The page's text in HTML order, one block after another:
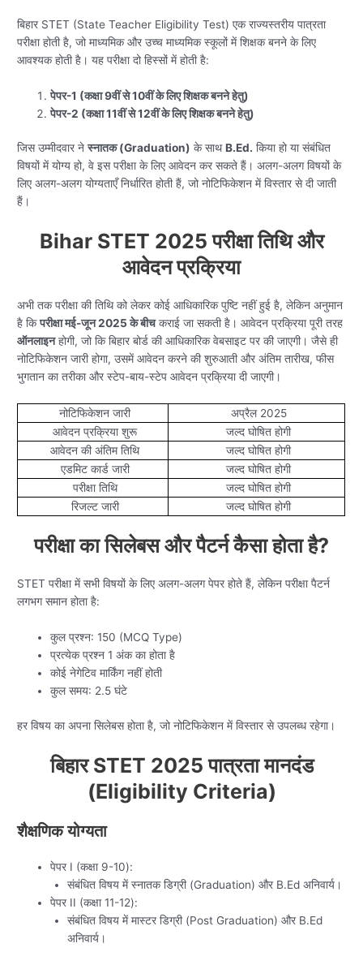
बिहार STET (State Teacher Eligibility Test) एक राज्यस्तरीय पात्रता
परीक्षा होती है, जो माध्यमिक और उच्च माध्यमिक स्कूलों में शिक्षक बनने के लिए
आवश्यक होती है। यह परीक्षा दो हिस्सों में होती है:
पेपर-1 (कक्षा 9वीं से 10वीं के लिए शिक्षक बनने हेतु)
पेपर-2 (कक्षा 11वीं से 12वीं के लिए शिक्षक बनने हेतु)
जिस उम्मीदवार नेस्नातक (Graduation) के साथB.Ed. किया हो या संबंधित
विषयों में योग्य हो, वे इस परीक्षा के लिए आवेदन कर सकते हैं। अलग-अलग विषयों के
लिए अलग-अलग योग्यताएँ निर्धारित होती हैं, जो नोटिफिकेशन में विस्तार से दी जाती
हैं।
Bihar STET 2025 परीक्षा तिथि और
आवेदन प्रक्रिया
अभी तक परीक्षा की तिथि को लेकर कोई आधिकारिक पुष्टि नहीं हुई है, लेकिन अनुमान
है किपरीक्षा मई-जून 2025 के बीचकराई जा सकती है। आवेदन प्रक्रिया पूरी तरह
ऑनलाइनहोगी, जो कि बिहार बोर्ड की आधिकारिक वेबसाइट पर की जाएगी। जैसे ही
नोटिफिकेशन जारी होगा, उसमें आवेदन करने की शुरुआती और अंतिम तारीख, फीस
भुगतान का तरीका और स्टेप-बाय-स्टेप आवेदन प्रक्रिया दी जाएगी।
नोटिफिकेशन जारी
अप्रैल 2025
आवेदन प्रक्रिया शुरू
जल्द घोषित होगी
आवेदन की अंतिम तिथि
जल्द घोषित होगी
एडमिट कार्ड जारी
जल्द घोषित होगी
परीक्षा तिथि
जल्द घोषित होगी
रिजल्ट जारी
जल्द घोषित होगी
परीक्षा का सिलेबस और पैटर्न कैसा होता है?
STET परीक्षा में सभी विषयों के लिए अलग-अलग पेपर होते हैं, लेकिन परीक्षा पैटर्न
लगभग समान होता है:
कुल प्रश्न: 150 (MCQ Type)
प्रत्येक प्रश्न 1 अंक का होता है
कोई नेगेटिव मार्किंग नहीं होती
कुल समय: 2.5 घंटे
हर विषय का अपना सिलेबस होता है, जो नोटिफिकेशन में विस्तार से उपलब्ध रहेगा।
बिहार STET 2025 पात्रता मानदंड
(Eligibility Criteria)
शैक्षणिक योग्यता
पेपर I (कक्षा 9-10):
संबंधित विषय में स्नातक डिग्री (Graduation) और B.Ed अनिवार्य।
पेपर II (कक्षा 11-12):
संबंधित विषय में मास्टर डिग्री (Post Graduation) और B.Ed
अनिवार्य।